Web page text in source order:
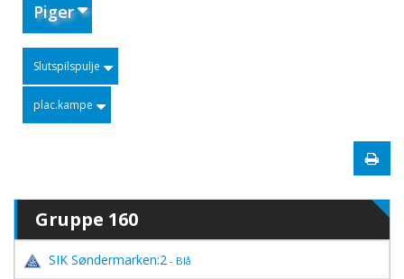
Piger
Slutspilspulje
plac.kampe
Gruppe 160
SIK Søndermarken:2 - Blå